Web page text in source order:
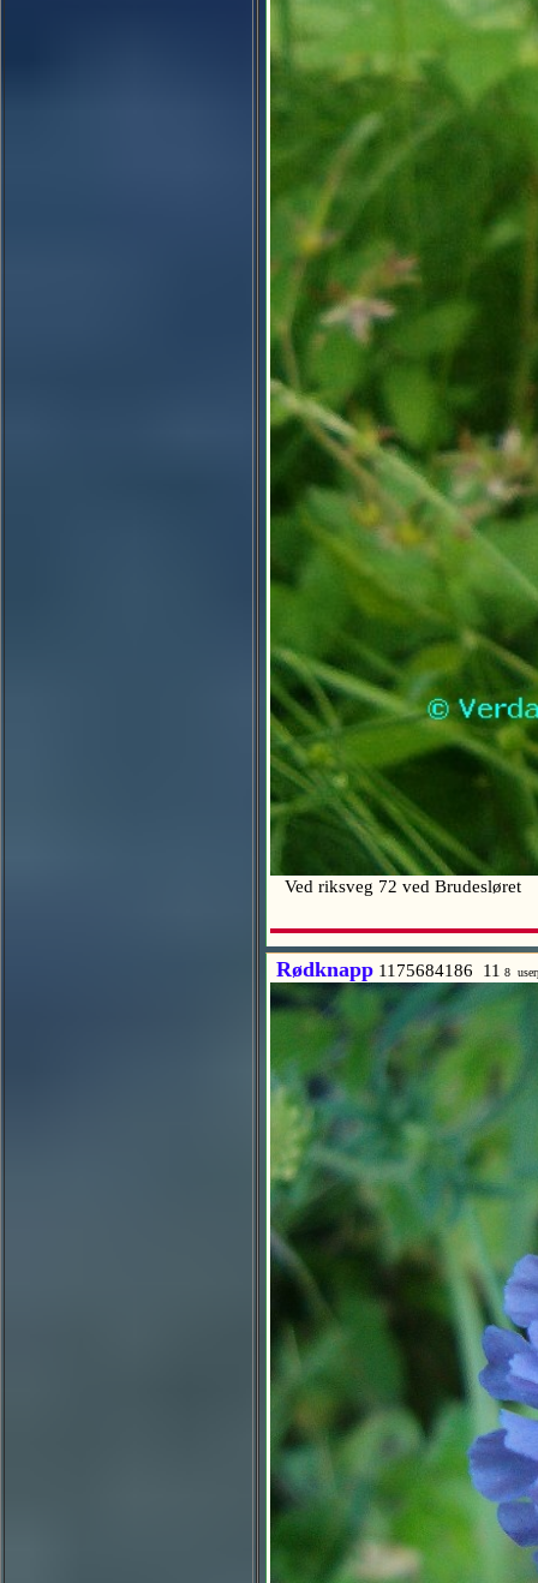
Ved riksveg 72 ved Brudesløret
Rødknapp 1175684186 11 8